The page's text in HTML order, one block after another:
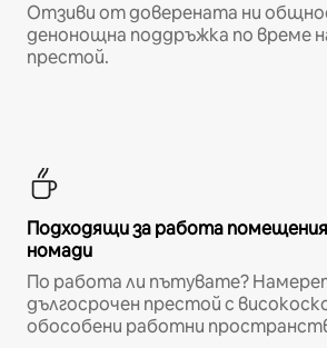
Отзиви от доверената ни
денонощна поддръжка по време
престой.
Подходящи за работа
номади
По работа ли пътувате?
дългосрочен престой с
обособени работни